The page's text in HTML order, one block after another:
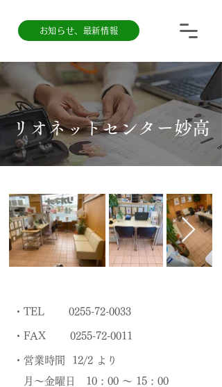
お知らせ、最新情報
​リオネットセンター妙高
​・TEL 0255-72-0033
​・FAX 0255-72-0011
​・営業時間 12/2 より
月～金曜日 10 : 00 ～ 15 : 00